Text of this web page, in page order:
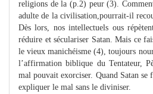
religions de la (p.2) peur (3).
adulte de la civilisation,pourrait-il
Dès lors, nos intellectuels ous
réduire et séculariser Satan. Mais ce
le vieux manichéisme (4), toujours
l’affirmation biblique du Tentateur,
mal pouvait exorciser. Quand Satan se
expliquer le mal sans le diviniser.